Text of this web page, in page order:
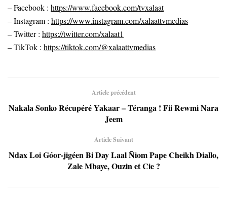
– Facebook : https://www.facebook.com/tvxalaat
– Instagram : https://www.instagram.com/xalaattvmedias
– Twitter : https://twitter.com/xalaat1
– TikTok : https://tiktok.com/@xalaattvmedias
Article précédent
Nakala Sonko Récupéré Yakaar – Téranga ! Fii Rewmi Nara
Jeem
Article Suivant
Ndax Loi Góor-jigéen Bi Day Laal Ñiom Pape Cheikh Diallo,
Zale Mbaye, Ouzin et Cie ?